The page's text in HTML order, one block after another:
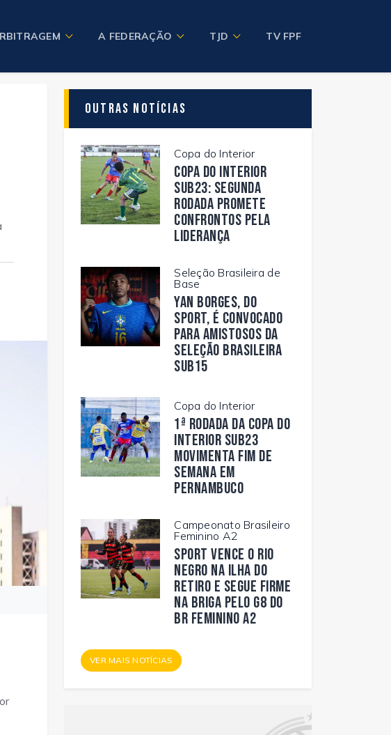
A FEDERAÇÃO TJD TV FPF
Outras Notícias
Copa do Interior
Copa do Interior
Sub23: segunda
rodada promete
confrontos pela
liderança
Seleção Brasileira de
Base
Yan Borges, do
Sport, é convocado
para amistosos da
Seleção Brasileira
Sub15
Copa do Interior
1ª rodada da Copa do
Interior Sub23
movimenta fim de
semana em
Pernambuco
Campeonato Brasileiro
Feminino A2
Sport vence o Rio
Negro na Ilha do
Retiro e segue firme
na briga pelo G8 do
BR Feminino A2
VER MAIS NOTÍCIAS